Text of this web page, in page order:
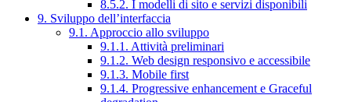
8.5.2. I modelli di sito e servizi disponibili
9. Sviluppo dell’interfaccia
9.1. Approccio allo sviluppo
9.1.1. Attività preliminari
9.1.2. Web design responsivo e accessibile
9.1.3. Mobile first
9.1.4. Progressive enhancement e Graceful